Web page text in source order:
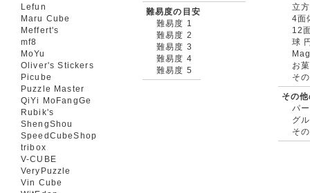
Lefun
Maru Cube
Meffert's
mf8
MoYu
Oliver's Stickers
Picube
Puzzle Master
QiYi MoFangGe
Rubik's
ShengShou
SpeedCubeShop
tribox
V-CUBE
VeryPuzzle
Vin Cube
難易度の目安
難易度 1
難易度 2
難易度 3
難易度 4
難易度 5
立
4面
12
球
お
そ
その
パ
グ
そ